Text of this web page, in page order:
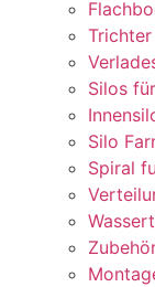
Silos
Silo
Spiral